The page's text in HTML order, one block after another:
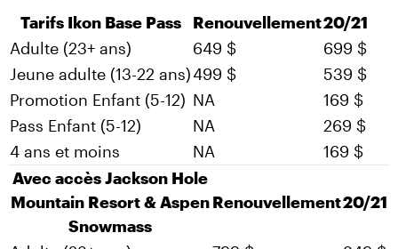
Tarifs Ikon Base Pass
Renouvellement20/21
Adulte (23+ ans)
649 $
699 $
Jeune adulte (13-22 ans)499 $
539 $
Promotion Enfant (5-12) NA
169 $
Pass Enfant (5-12)
NA
269 $
4 ans et moins
NA
169 $
Avec accès Jackson Hole
Mountain Resort & Aspen
Snowmass
Renouvellement20/21